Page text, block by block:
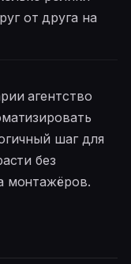
от друга на
агентство
шаг для
без
монтажёров.